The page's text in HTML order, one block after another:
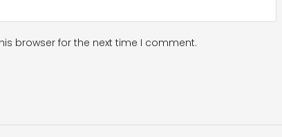
browser for the next time I comment.